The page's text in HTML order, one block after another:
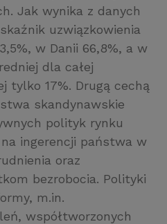
Jak wynika z danych
uzwiązkowienia
w Danii 66,8%, a w
dla całej
tylko 17%. Drugą cechą
skandynawskie
polityk rynku
ingerencji państwa w
oraz
bezrobocia. Polityki
m.in.
współtworzonych